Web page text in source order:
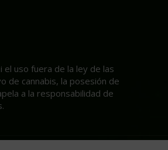
uso fuera de la ley de las
de cannabis, la posesión de
a la responsabilidad de